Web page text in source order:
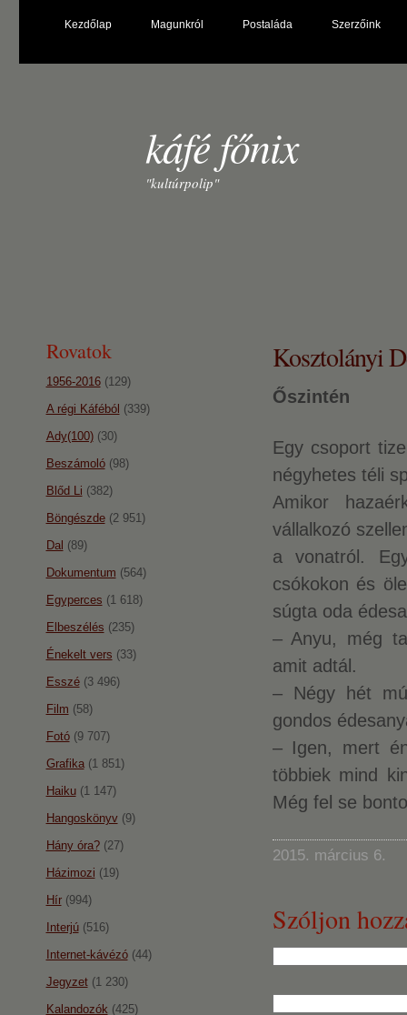
Kezdőlap Magunkról Postaláda Szerzőink
káfé főnix
"kultúrpolip"
Kosztolányi
Őszintén
Egy csoport
négyhetes téli
Amikor
vállalkozó
a vonatról.
csókokon és
súgta oda
– Anyu, még
amit adtál.
– Négy hét
gondos
– Igen, mert
többiek mind
Még fel se
2015. március 6.
Szóljon
Rovatok
1956-2016(129)
A régi Káféból (339)
Ady(100)(30)
Beszámoló(98)
Blőd Li (382)
Böngészde(2 951)
Dal (89)
Dokumentum (564)
Egyperces (1 618)
Elbeszélés (235)
Énekelt vers (33)
Esszé(3 496)
Film (58)
Fotó(9 707)
Grafika(1 851)
Haiku(1 147)
Hangoskönyv(9)
Hány óra?(27)
Házimozi (19)
Hír(994)
Interjú(516)
Internet-kávézó(44)
Jegyzet(1 230)
Kalandozók (425)